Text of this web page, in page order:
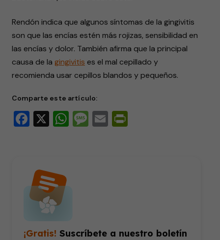
Rendón indica que algunos síntomas de la gingivitis
son que las encías estén más rojizas, sensibilidad en
las encías y dolor. También afirma que la principal
causa de la gingivitis es el mal cepillado y
recomienda usar cepillos blandos y pequeños.
Comparte este artículo:
Facebook
X WhatsApp
Message
Email
¡Gratis! Suscríbete a nuestro boletín